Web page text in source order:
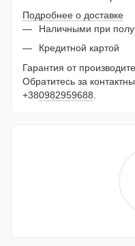
Подробнее о доставке
Наличными при
Кредитной картой
Гарантия от
Обратитесь за
+380982959688